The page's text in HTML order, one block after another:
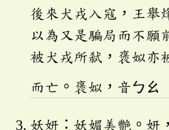
後來犬戎入寇，王舉
以為又是騙局而不願
被犬戎所弒，褒姒亦
而亡。褒姒，音ㄅㄠ
妖妍：妖媚美艷。妍